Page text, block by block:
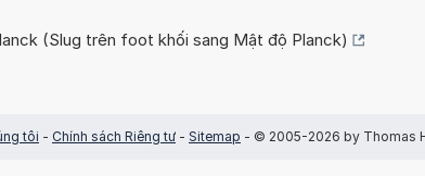
(Slug trên foot khối sang Mật độ Planck)
tôi - Chính sách Riêng tư - Sitemap - © 2005-2026 by Thomas